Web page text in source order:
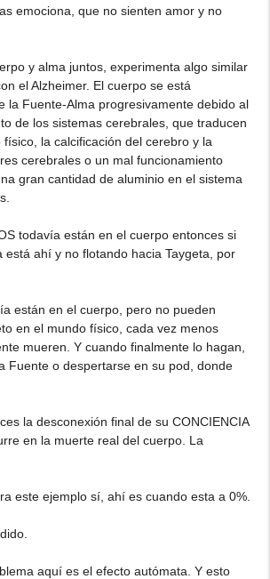
emociona, que no sienten amor y no
y alma juntos, experimenta algo similar
el Alzheimer. El cuerpo se está
la Fuente-Alma progresivamente debido al
de los sistemas cerebrales, que traducen
físico, la calcificación del cerebro y la
cerebrales o un mal funcionamiento
gran cantidad de aluminio en el sistema
todavía están en el cuerpo entonces si
está ahí y no flotando hacia Taygeta, por
están en el cuerpo, pero no pueden
en el mundo físico, cada vez menos
mueren. Y cuando finalmente lo hagan,
Fuente o despertarse en su pod, donde
la desconexión final de su CONCIENCIA
en la muerte real del cuerpo. La
este ejemplo sí, ahí es cuando esta a 0%.
aquí es el efecto autómata. Y esto